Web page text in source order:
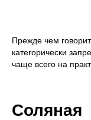
Прежде чем
категорически
чаще всего на
Соляная